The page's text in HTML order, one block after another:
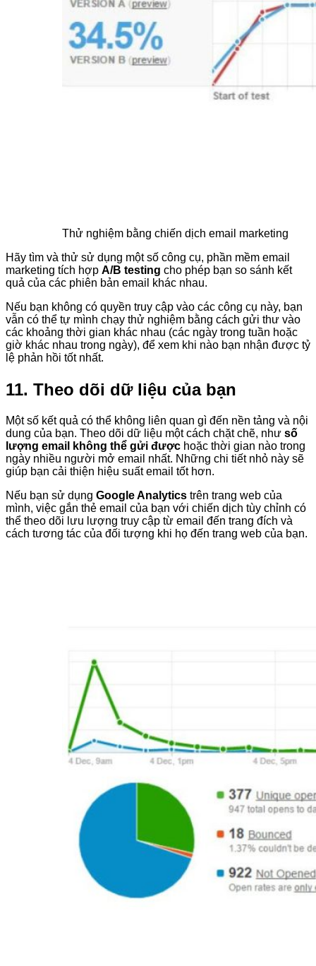
Thử nghiệm bằng chiến dịch email marketing
Hãy tìm và thử sử dụng một số công cụ, phần mềm email
marketing tích hợp A/B testing cho phép bạn so sánh kết
quả của các phiên bản email khác nhau.
Nếu bạn không có quyền truy cập vào các công cụ này, bạn
vẫn có thể tự mình chạy thử nghiệm bằng cách gửi thư vào
các khoảng thời gian khác nhau (các ngày trong tuần hoặc
giờ khác nhau trong ngày), để xem khi nào bạn nhận được tỷ
lệ phản hồi tốt nhất.
11. Theo dõi dữ liệu của bạn
Một số kết quả có thể không liên quan gì đến nền tảng và nội
dung của bạn. Theo dõi dữ liệu một cách chặt chẽ, như số
lượng email không thể gửi được hoặc thời gian nào trong
ngày nhiều người mở email nhất. Những chi tiết nhỏ này sẽ
giúp bạn cải thiện hiệu suất email tốt hơn.
Nếu bạn sử dụng Google Analytics trên trang web của
mình, việc gắn thẻ email của bạn với chiến dịch tùy chỉnh có
thể theo dõi lưu lượng truy cập từ email đến trang đích và
cách tương tác của đối tượng khi họ đến trang web của bạn.